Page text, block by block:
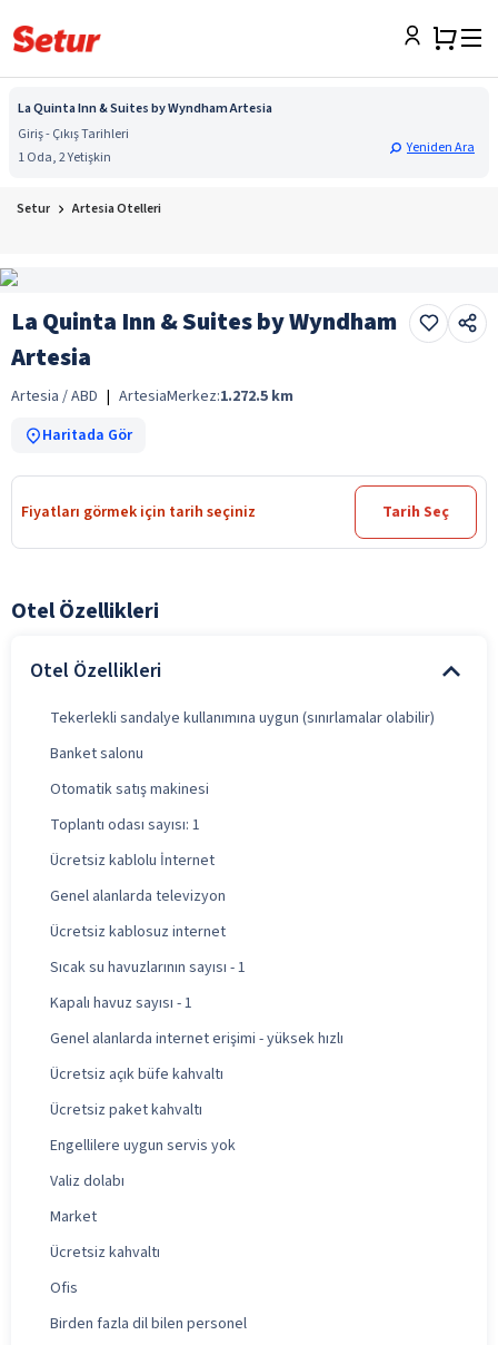
La Quinta Inn & Suites by Wyndham Artesia
Giriş - Çıkış Tarihleri
1 Oda, 2 Yetişkin
Yeniden Ara
Setur Artesia Otelleri
La Quinta Inn & Suites by Wyndham
Artesia
Artesia / ABD | ArtesiaMerkez:1.272.5 km
Haritada Gör
Fiyatları görmek için tarih seçiniz Tarih Seç
Otel Özellikleri
Otel Özellikleri
Tekerlekli sandalye kullanımına uygun (sınırlamalar olabilir)
Banket salonu
Otomatik satış makinesi
Toplantı odası sayısı: 1
Ücretsiz kablolu İnternet
Genel alanlarda televizyon
Ücretsiz kablosuz internet
Sıcak su havuzlarının sayısı - 1
Kapalı havuz sayısı - 1
Genel alanlarda internet erişimi - yüksek hızlı
Ücretsiz açık büfe kahvaltı
Ücretsiz paket kahvaltı
Engellilere uygun servis yok
Valiz dolabı
Market
Ücretsiz kahvaltı
Ofis
Birden fazla dil bilen personel